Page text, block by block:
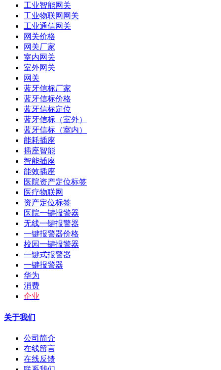
工业智能网关
工业物联网网关
工业通信网关
网关价格
网关厂家
室内网关
室外网关
网关
蓝牙信标厂家
蓝牙信标价格
蓝牙信标定位
蓝牙信标（室外）
蓝牙信标（室内）
能耗插座
插座智能
智能插座
能效插座
医院资产定位标签
医疗物联网
资产定位标签
医院一键报警器
无线一键报警器
一键报警器价格
校园一键报警器
一键式报警器
一键报警器
华为
消费
企业
关于我们
公司简介
在线留言
在线反馈